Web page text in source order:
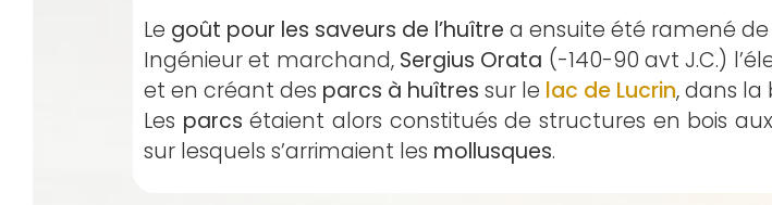
Le goût pour les saveurs de l’huître a ensuite été ramené de
Ingénieur et marchand, Sergius Orata (-140-90 avt J.C.)
et en créant des parcs à huîtres sur le lac de Lucrin, dans la
Les parcs étaient alors constitués de structures en bois
sur lesquels s’arrimaient les mollusques.